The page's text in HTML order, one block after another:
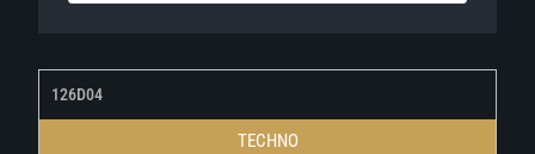
126D04
TECHNO